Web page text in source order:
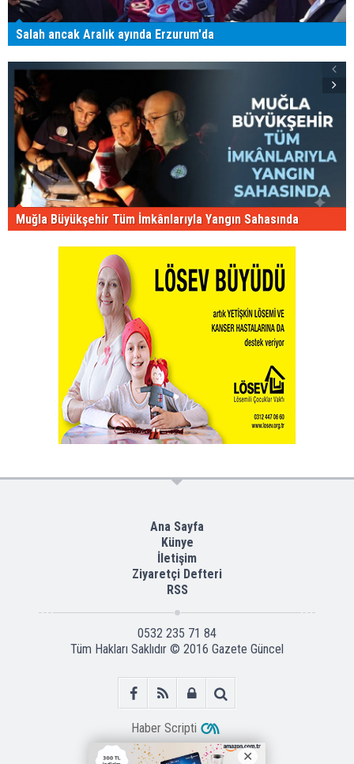
Salah ancak Aralık ayında Erzurum'da
Muğla Büyükşehir Tüm İmkânlarıyla Yangın Sahasında
Ana Sayfa
Künye
İletişim
Ziyaretçi Defteri
RSS
0532 235 71 84
Tüm Hakları Saklıdır © 2016 Gazete Güncel
Haber Scripti